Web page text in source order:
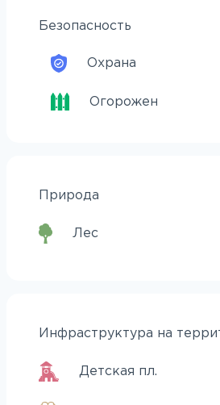
Безопасность
Охрана
Огорожен
Природа
Лес
Инфраструктура на
Детская пл.